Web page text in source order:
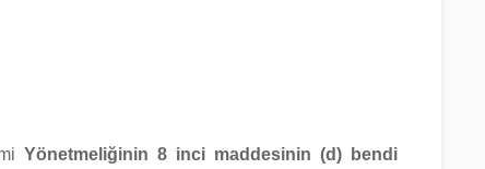
Yönetmeliğinin 8 inci maddesinin (d) bendi